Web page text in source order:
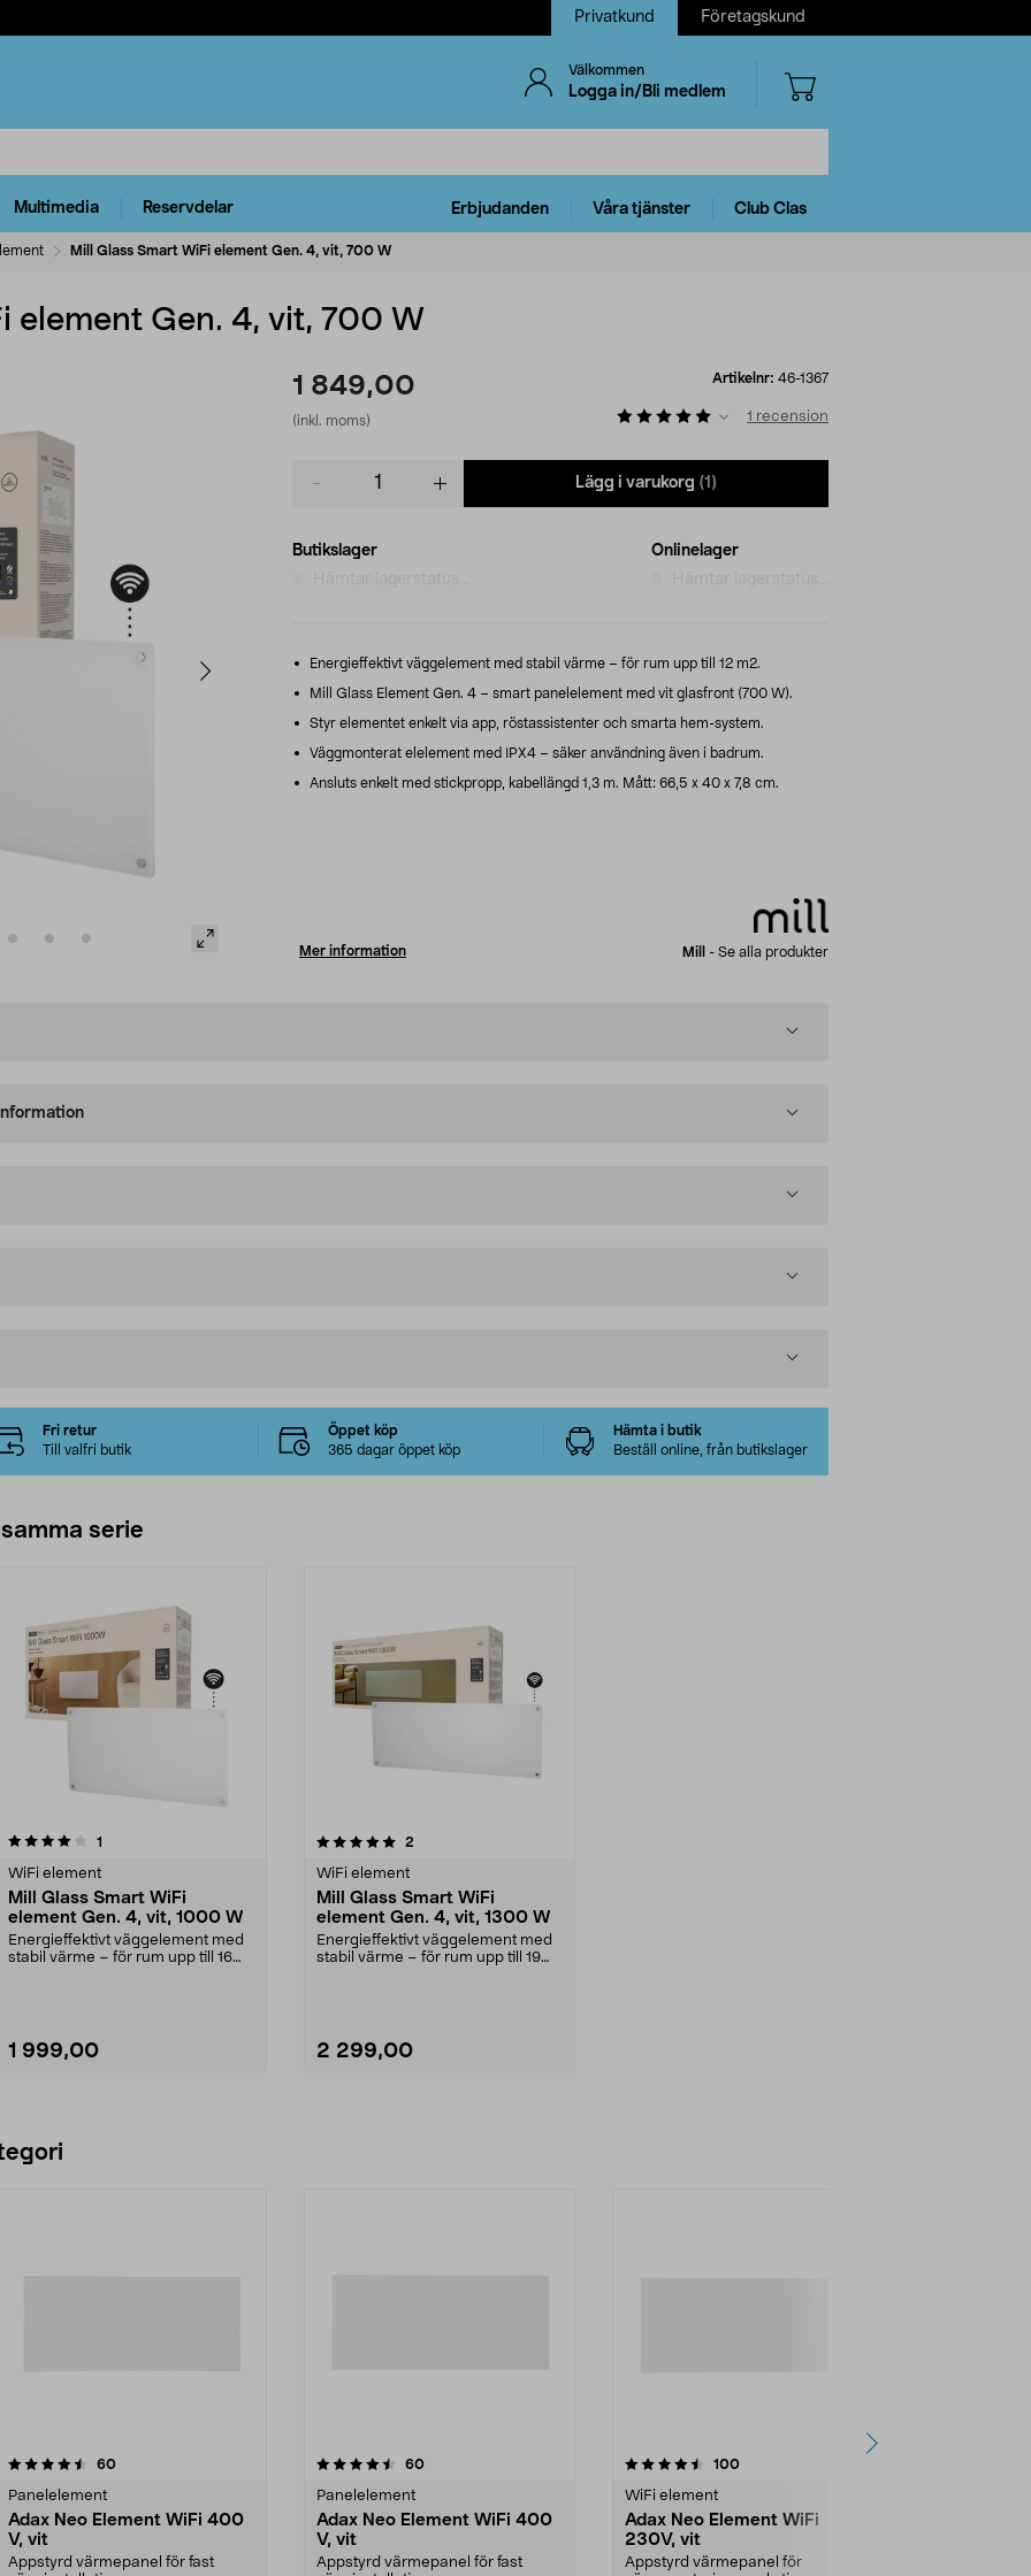
Privatkund Företagskund
Välkommen
Logga in/Bli medlem
Multimedia Reservdelar Erbjudanden Våra tjänster Club Clas
Mill Glass Smart WiFi element Gen. 4, vit, 700 W
element Gen. 4, vit, 700 W
1 849,00
(inkl. moms)
Artikelnr: 46-1367
1 recension
Lägg i varukorg (1)
Butikslager
Onlinelager
Energieffektivt väggelement med stabil värme – för rum upp till 12 m2.
Mill Glass Element Gen. 4 – smart panelelement med vit glasfront (700 W).
Styr elementet enkelt via app, röstassistenter och smarta hem-system.
Väggmonterat elelement med IPX4 – säker användning även i badrum.
Ansluts enkelt med stickpropp, kabellängd 1,3 m. Mått: 66,5 x 40 x 7,8 cm.
Mer information Mill - Se alla produkter
Fri retur
Till valfri butik
Öppet köp
365 dagar öppet köp
Hämta i butik
Beställ online, från butikslager
serie
1
WiFi element
Mill Glass Smart WiFi
element Gen. 4, vit, 1000 W
Energieffektivt väggelement med
stabil värme – för rum upp till 16
1 999,00
5.0av 5 stjärnor 2
WiFi element
Mill Glass Smart WiFi
element Gen. 4, vit, 1300 W
Energieffektivt väggelement med
stabil värme – för rum upp till 19
2 299,00
60recensioner
Panelelement
Adax Neo Element WiFi 400
V, vit
Appstyrd värmepanel för fast
4.5 av 5 stjärnor 60recensioner
Panelelement
Adax Neo Element WiFi 400
V, vit
Appstyrd värmepanel för fast
4.5 av 5 stjärnor 100recensioner
WiFi element
Adax Neo Element WiFi
230V, vit
Appstyrd värmepanel för
4.5 av 5 stjärnor